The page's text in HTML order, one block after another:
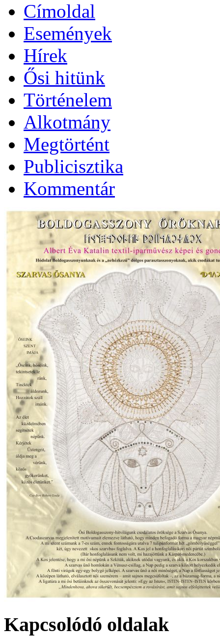
Címoldal
Események
Hírek
Ősi hitünk
Történelem
Alkotmány
Megtörtént
Publicisztika
Kommentár
Kapcsolódó oldalak